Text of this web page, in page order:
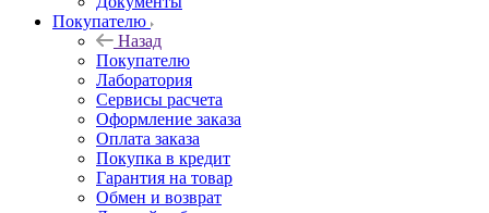
Покупателю
Назад
Покупателю
Лаборатория
Сервисы расчета
Оформление заказа
Оплата заказа
Покупка в кредит
Гарантия на товар
Обмен и возврат